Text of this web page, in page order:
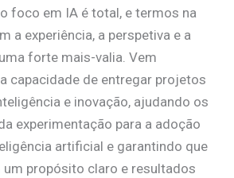
foco em IA é total, e termos na
a experiência, a perspetiva e a
forte mais-valia. Vem
capacidade de entregar projetos
e inovação, ajudando os
experimentação para a adoção
artificial e garantindo que
propósito claro e resultados